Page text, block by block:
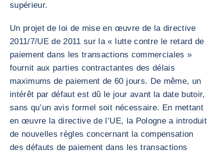
supérieur.
Un projet de loi de mise en œuvre de la directive
2011/7/UE de 2011 sur la « lutte contre le retard de
paiement dans les transactions commerciales »
fournit aux parties contractantes des délais
maximums de paiement de 60 jours. De même, un
intérêt par défaut est dû le jour avant la date butoir,
sans qu’un avis formel soit nécessaire. En mettant
en œuvre la directive de l’UE, la Pologne a introduit
de nouvelles règles concernant la compensation
des défauts de paiement dans les transactions